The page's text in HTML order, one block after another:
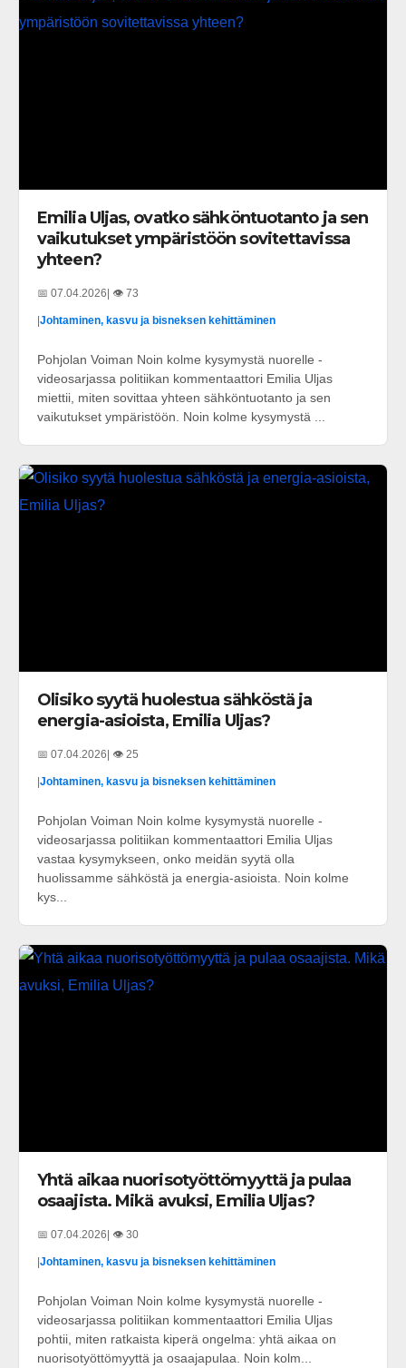
Emilia Uljas, ovatko sähköntuotanto ja sen
vaikutukset ympäristöön sovitettavissa
yhteen?
📅 07.04.2026| 👁️ 73
|Johtaminen, kasvu ja bisneksen kehittäminen
Pohjolan Voiman Noin kolme kysymystä nuorelle -
videosarjassa politiikan kommentaattori Emilia Uljas
miettii, miten sovittaa yhteen sähköntuotanto ja sen
vaikutukset ympäristöön. Noin kolme kysymystä ...
Olisiko syytä huolestua sähköstä ja
energia-asioista, Emilia Uljas?
📅 07.04.2026 | 👁️ 25
Johtaminen, kasvu ja bisneksen kehittäminen
Pohjolan Voiman Noin kolme kysymystä nuorelle -
videosarjassa politiikan kommentaattori Emilia Uljas
vastaa kysymykseen, onko meidän syytä olla
huolissamme sähköstä ja energia-asioista. Noin kolme
kys...
Yhtä aikaa nuorisotyöttömyyttä ja pulaa
osaajista. Mikä avuksi, Emilia Uljas?
📅 07.04.2026 | 👁️ 30
Johtaminen, kasvu ja bisneksen kehittäminen
Pohjolan Voiman Noin kolme kysymystä nuorelle -
videosarjassa politiikan kommentaattori Emilia Uljas
pohtii, miten ratkaista kiperä ongelma: yhtä aikaa on
nuorisotyöttömyyttä ja osaajapulaa. Noin kolm...